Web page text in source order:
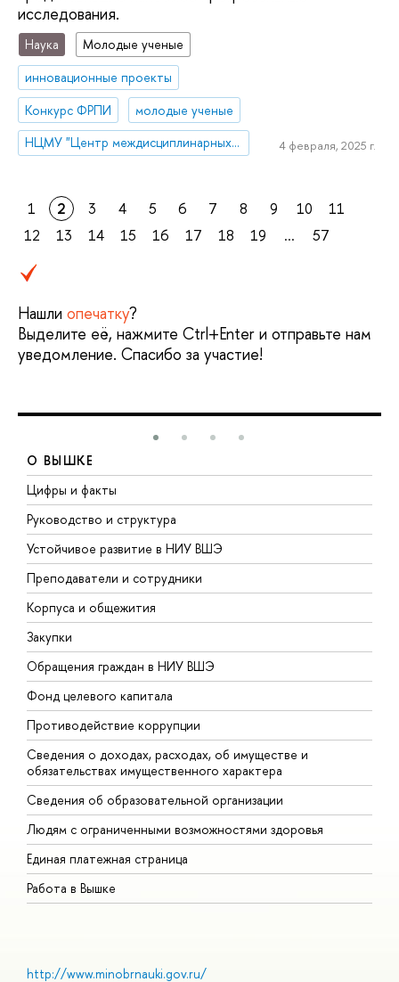
исследования.
Наука
Молодые ученые
инновационные проекты
Конкурс ФРПИ
молодые ученые
НЦМУ "Центр междисциплинарных исследований человеческого потенциала"
4 февраля, 2025 г.
1 2 3 4 5 6 7 8 9 10
11
12
13 14 15 16 17 18 19 ... 57
Нашли опечатку?
Выделите её, нажмите Ctrl+Enter и отправьте нам
уведомление. Спасибо за участие!
О ВЫШКЕ
Цифры и факты
Руководство и структура
Устойчивое развитие в НИУ ВШЭ
Преподаватели и сотрудники
Корпуса и общежития
Закупки
Обращения граждан в НИУ ВШЭ
Фонд целевого капитала
Противодействие коррупции
Сведения о доходах, расходах, об имуществе и
обязательствах имущественного характера
Сведения об образовательной организации
Людям с ограниченными возможностями здоровья
Единая платежная страница
Работа в Вышке
http://www.minobrnauki.gov.ru/